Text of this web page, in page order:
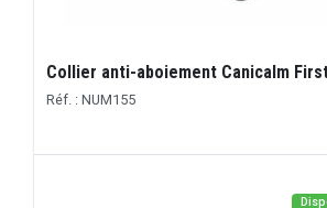
Collier anti-aboiement Canicalm First
Réf. : NUM155